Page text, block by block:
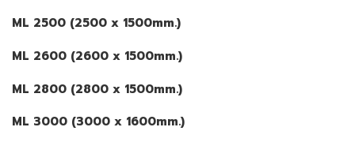
ML 2500 (2500 x 1500mm.)
ML 2600 (2600 x 1500mm.)
ML 2800 (2800 x 1500mm.)
ML 3000 (3000 x 1600mm.)